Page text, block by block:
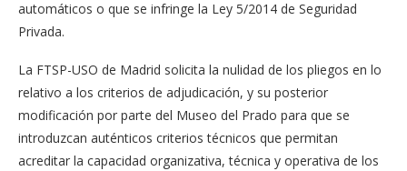
automáticos o que se infringe la Ley 5/2014 de Seguridad
Privada.
La FTSP-USO de Madrid solicita la nulidad de los pliegos en lo
relativo a los criterios de adjudicación, y su posterior
modificación por parte del Museo del Prado para que se
introduzcan auténticos criterios técnicos que permitan
acreditar la capacidad organizativa, técnica y operativa de los